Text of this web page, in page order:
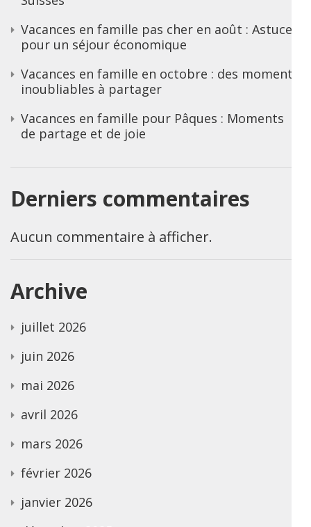
Vacances en famille pas cher en août : Astuces
pour un séjour économique
Vacances en famille en octobre : des moments
inoubliables à partager
Vacances en famille pour Pâques : Moments
de partage et de joie
Derniers commentaires
Aucun commentaire à afficher.
Archive
juillet 2026
juin 2026
mai 2026
avril 2026
mars 2026
février 2026
janvier 2026